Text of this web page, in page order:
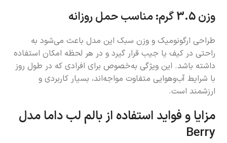
وزن 3.5 گرم: مناسب حمل روزانه
طراحی ارگونومیک و وزن سبک این مدل باعث می‌شود به
راحتی در کیف یا جیب قرار گیرد و در هر لحظه امکان استفاده
داشته باشد. این ویژگی به‌خصوص برای افرادی که در طول روز
با شرایط آب‌و‌هوایی متفاوت مواجه‌اند، بسیار کاربردی و
ارزشمند است.
مزایا و فواید استفاده از بالم لب داما مدل
Berry